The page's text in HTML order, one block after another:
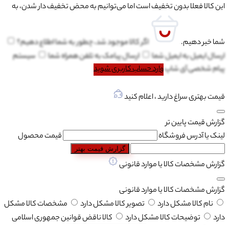
این کالا فعلا بدون تخفیف است اما می‌توانیم به محض تخفیف دار شدن، به
شما خبر دهیم.
اگر کالا موجود شد، چطور به شما اطلاع دهیم؟
ارسال ایمیل بهایمیل شما ارسال پیامک بهتلفن همراه شما
سیستم
پیام شخصی آی شاپوارد حساب کاربری شوید
قیمت بهتری سراغ دارید ، اعلام کنید
گزارش قیمت پایین تر
لینک یا آدرس فروشگاه
قیمت محصول
گزارش قیمت بهتر
گزارش مشخصات کالا یا موارد قانونی
گزارش مشخصات کالا یا موارد قانونی
نام کالا مشکل دارد
تصویر کالا مشکل دارد
مشخصات کالا مشکل
دارد
توضیحات کالا مشکل دارد
کالا ناقض قوانین جمهوری اسلامی